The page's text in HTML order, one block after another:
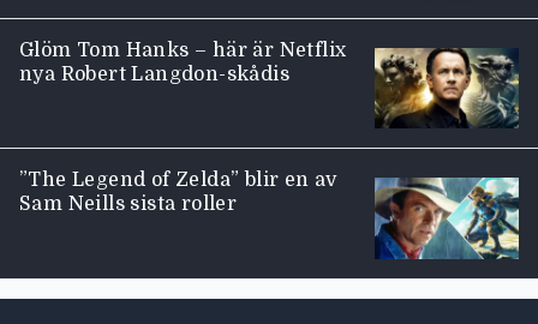
Glöm Tom Hanks – här är Netflix
nya Robert Langdon-skådis
”The Legend of Zelda” blir en av
Sam Neills sista roller